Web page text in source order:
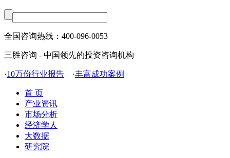
全国咨询热线： 400-096-0053
三胜咨询 - 中国领先的投资咨询机构
·10万份行业报告 ·丰富成功案例
首 页
产业资讯
市场分析
经济学人
大数据
研究院